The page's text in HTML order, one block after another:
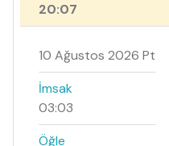
20:07
10 Ağustos 2026 Pt
İmsak
03:03
Öğle